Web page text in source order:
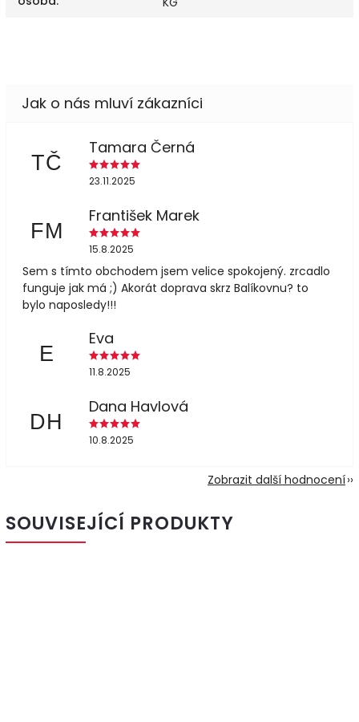
TČ
Tamara Černá
23.11.2025
FM
František Marek
15.8.2025
Sem s tímto obchodem jsem velice spokojený. zrcadlo
funguje jak má ;) Akorát doprava skrz Balíkovnu? to
bylo naposledy!!!
E
Eva
11.8.2025
DH
Dana Havlová
10.8.2025
Zobrazit další hodnocení
SOUVISEJÍCÍ PRODUKTY